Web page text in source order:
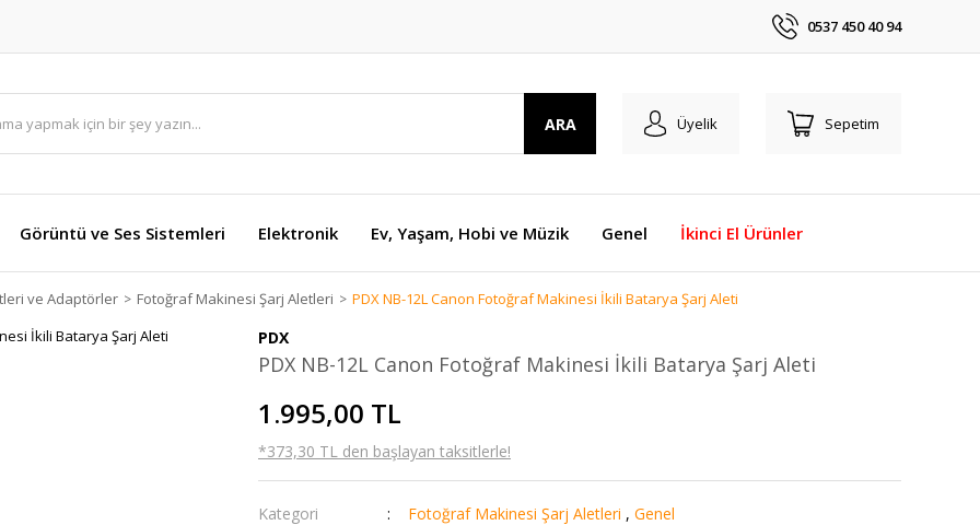
0537 450 40 94
ARA Üyelik Sepetim
Görüntü ve Ses Sistemleri Elektronik Ev, Yaşam, Hobi ve Müzik Genel İkinci El Ürünler
ve Adaptörler Fotoğraf Makinesi Şarj Aletleri PDX NB-12L Canon Fotoğraf Makinesi İkili Batarya Şarj Aleti
PDX
PDX NB-12L Canon Fotoğraf Makinesi İkili Batarya Şarj Aleti
1.995,00 TL
*373,30 TL den başlayan taksitlerle!
Kategori Fotoğraf Makinesi Şarj Aletleri , Genel